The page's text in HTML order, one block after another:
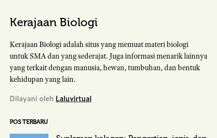
Kerajaan Biologi
Kerajaan Biologi adalah situs yang memuat materi biologi
untuk SMA dan yang sederajat. Juga informasi menarik lainnya
yang terkait dengan manusia, hewan, tumbuhan, dan bentuk
kehidupan yang lain.
Dilayani oleh Laluvirtual
POS TERBARU